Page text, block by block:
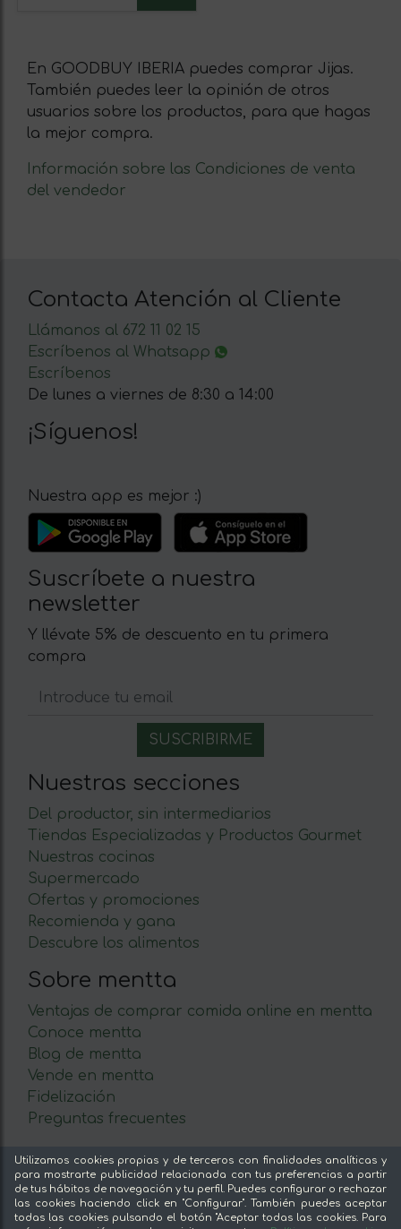
En GOODBUY IBERIA puedes comprar Jijas.
También puedes leer la opinión de otros
usuarios sobre los productos, para que hagas
la mejor compra.
Información sobre las Condiciones de venta
del vendedor
Contacta Atención al Cliente
Llámanos al 672 11 02 15
Escríbenos al Whatsapp
Escríbenos
De lunes a viernes de 8:30 a 14:00
¡Síguenos!
Nuestra app es mejor :)
Suscríbete a nuestra
newsletter
Y llévate 5% de descuento en tu primera
compra
Nuestras secciones
Del productor, sin intermediarios
Tiendas Especializadas y Productos Gourmet
Nuestras cocinas
Supermercado
Ofertas y promociones
Recomienda y gana
Descubre los alimentos
Sobre mentta
Ventajas de comprar comida online en mentta
Conoce mentta
Blog de mentta
Vende en mentta
Fidelización
Preguntas frecuentes
Legal
Aviso legal
Términos y condiciones
Utilizamos cookies propias y de terceros con finalidades analíticas y
para mostrarte publicidad relacionada con tus preferencias a partir
de tus hábitos de navegación y tu perfil. Puedes configurar o rechazar
las cookies haciendo click en "Configurar". También puedes aceptar
todas las cookies pulsando el botón "Aceptar todas las cookies. Para